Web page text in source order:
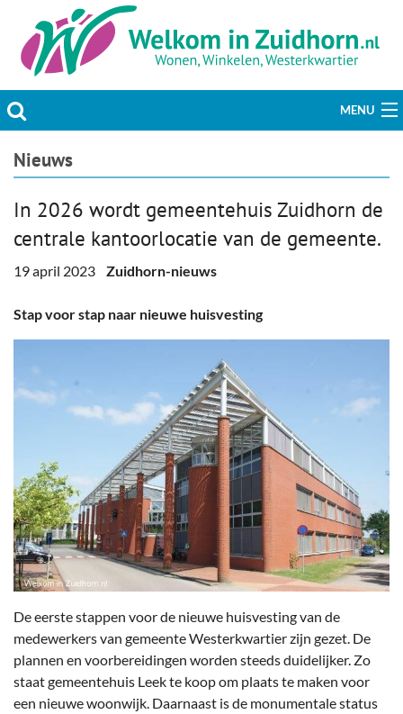
MENU
Actueel
Welzijn & Maatschappij
Bedrijven
Prikbord & Aanbiedingen
Plaats bericht
Nieuws
In 2026 wordt gemeentehuis Zuidhorn de
centrale kantoorlocatie van de gemeente.
19 april 2023 Zuidhorn-nieuws
Stap voor stap naar nieuwe huisvesting
De eerste stappen voor de nieuwe huisvesting van de
medewerkers van gemeente Westerkwartier zijn gezet. De
plannen en voorbereidingen worden steeds duidelijker. Zo
staat gemeentehuis Leek te koop om plaats te maken voor
een nieuwe woonwijk. Daarnaast is de monumentale status